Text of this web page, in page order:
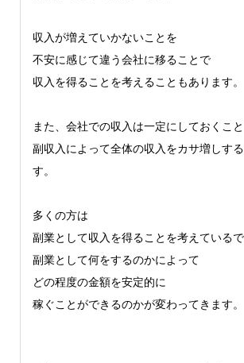
収入が増えていかないことを
不安に感じて違う会社に移ることで
収入を得ることを考えることもあります。
また、会社での収入は一定にしておくこ
副収入によって全体の収入をカサ増しす
す。
多くの方は
副業として収入を得ることを考えているで
副業として何をするのかによって
どの程度の金額を安定的に
稼ぐことができるのかが変わってきます。